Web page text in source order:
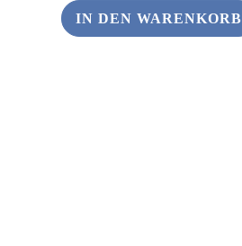
IN DEN WARENKORB